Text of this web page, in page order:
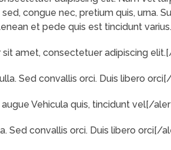
congue nec, pretium quis, urna.
et pede quis est tincidunt varius.
amet, consectetuer adipiscing
Sed convallis orci. Duis libero
Vehicula quis, tincidunt vel[/
Sed convallis orci. Duis libero orci[/